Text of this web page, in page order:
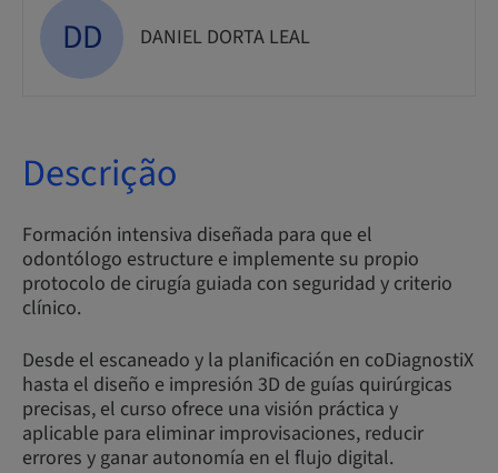
DD DANIEL DORTA LEAL
Descrição
Formación intensiva diseñada para que el
odontólogo estructure e implemente su propio
protocolo de cirugía guiada con seguridad y criterio
clínico.
Desde el escaneado y la planificación en coDiagnostiX
hasta el diseño e impresión 3D de guías quirúrgicas
precisas, el curso ofrece una visión práctica y
aplicable para eliminar improvisaciones, reducir
errores y ganar autonomía en el flujo digital.